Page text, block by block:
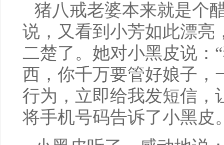
猪八戒老婆本来就是个
说，又看到小芳如此漂亮
二楚了。她对小黑皮说：
西，你千万要管好娘子，
行为，立即给我发短信，
将手机号码告诉了小黑皮